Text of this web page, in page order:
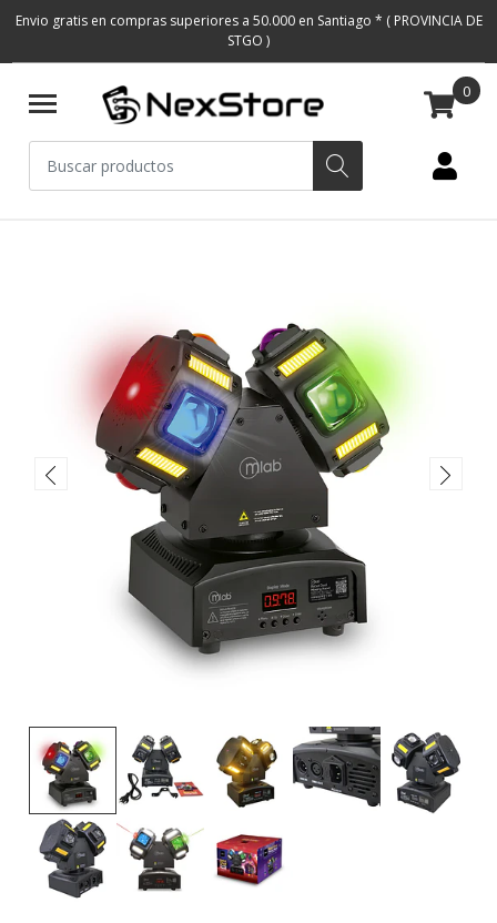
Envio gratis en compras superiores a 50.000 en Santiago * ( PROVINCIA DE
STGO )
0